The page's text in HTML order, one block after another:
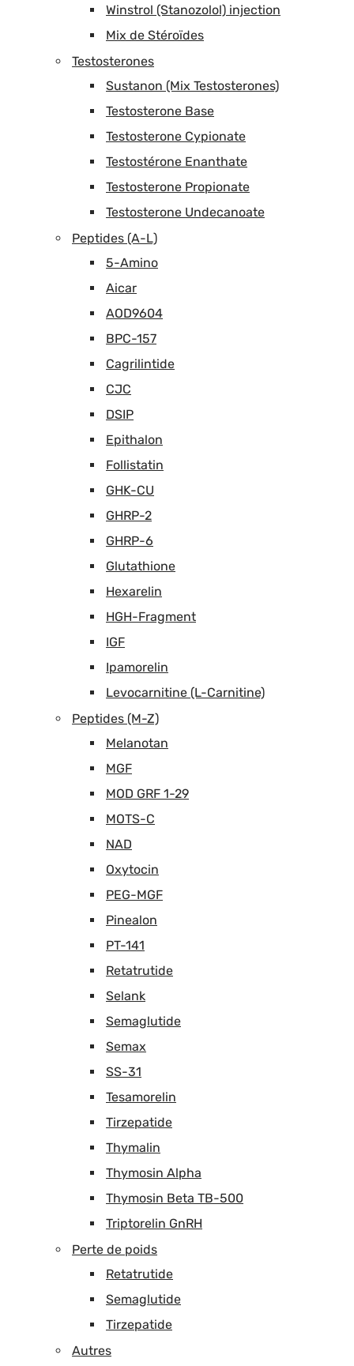
Winstrol (Stanozolol) injection
Mix de Stéroïdes
Testosterones
Sustanon (Mix Testosterones)
Testosterone Base
Testosterone Cypionate
Testostérone Enanthate
Testosterone Propionate
Testosterone Undecanoate
Peptides (A-L)
5-Amino
Aicar
AOD9604
BPC-157
Cagrilintide
CJC
DSIP
Epithalon
Follistatin
GHK-CU
GHRP-2
GHRP-6
Glutathione
Hexarelin
HGH-Fragment
IGF
Ipamorelin
Levocarnitine (L-Carnitine)
Peptides (M-Z)
Melanotan
MGF
MOD GRF 1-29
MOTS-C
NAD
Oxytocin
PEG-MGF
Pinealon
PT-141
Retatrutide
Selank
Semaglutide
Semax
SS-31
Tesamorelin
Tirzepatide
Thymalin
Thymosin Alpha
Thymosin Beta TB-500
Triptorelin GnRH
Perte de poids
Retatrutide
Semaglutide
Tirzepatide
Autres